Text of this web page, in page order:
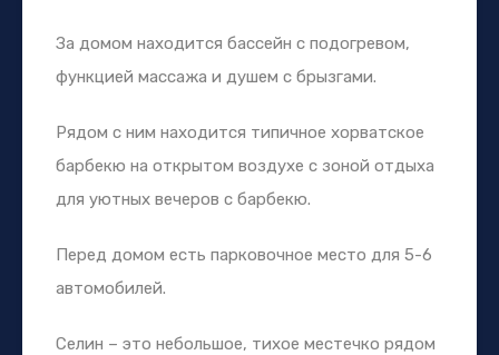
За домом находится бассейн с подогревом,
функцией массажа и душем с брызгами.
Рядом с ним находится типичное хорватское
барбекю на открытом воздухе с зоной отдыха
для уютных вечеров с барбекю.
Перед домом есть парковочное место для 5-6
автомобилей.
Селин – это небольшое, тихое местечко рядом